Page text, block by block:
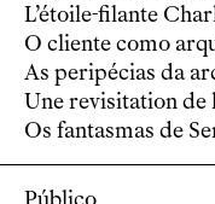
L’étoile-filante
O cliente como
As peripécias da
Une revisitation de
Os fantasmas de